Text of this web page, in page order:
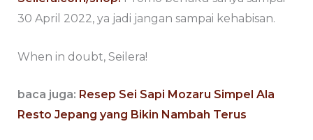
30 April 2022, ya jadi jangan sampai kehabisan.
When in doubt, Seilera!
baca juga: Resep Sei Sapi Mozaru Simpel Ala
Resto Jepang yang Bikin Nambah Terus